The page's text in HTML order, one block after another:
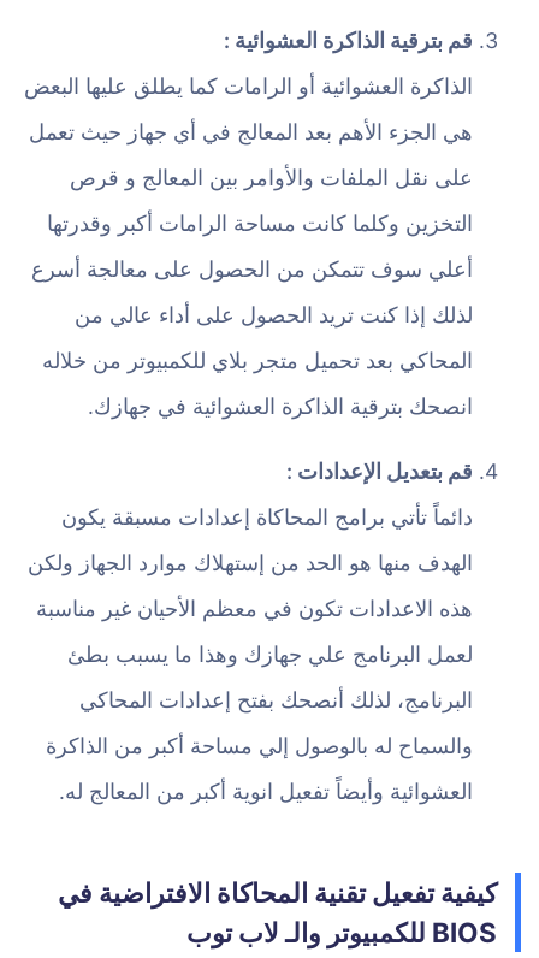
قم بترقية الذاكرة العشوائية :
الذاكرة العشوائية أو الرامات كما يطلق عليها البعض
هي الجزء الأهم بعد المعالج في أي جهاز حيث تعمل
على نقل الملفات والأوامر بين المعالج و قرص
التخزين وكلما كانت مساحة الرامات أكبر وقدرتها
أعلي سوف تتمكن من الحصول على معالجة أسرع
لذلك إذا كنت تريد الحصول على أداء عالي من
المحاكي بعد تحميل متجر بلاي للكمبيوتر من خلاله
انصحك بترقية الذاكرة العشوائية في جهازك.
قم بتعديل الإعدادات :
دائماً تأتي برامج المحاكاة إعدادات مسبقة يكون
الهدف منها هو الحد من إستهلاك موارد الجهاز ولكن
هذه الاعدادات تكون في معظم الأحيان غير مناسبة
لعمل البرنامج علي جهازك وهذا ما يسبب بطئ
البرنامج، لذلك أنصحك بفتح إعدادات المحاكي
والسماح له بالوصول إلي مساحة أكبر من الذاكرة
العشوائية وأيضاً تفعيل انوية أكبر من المعالج له.
كيفية تفعيل تقنية المحاكاة الافتراضية في
BIOS للكمبيوتر والـ لاب توب